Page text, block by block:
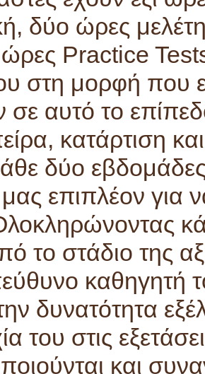
δύο ώρες
ώρες Practice
στη μορφή που
σε αυτό το
κατάρτιση
δύο
επιπλέον για
το στάδιο της
καθηγητή
δυνατότητα
του στις
και